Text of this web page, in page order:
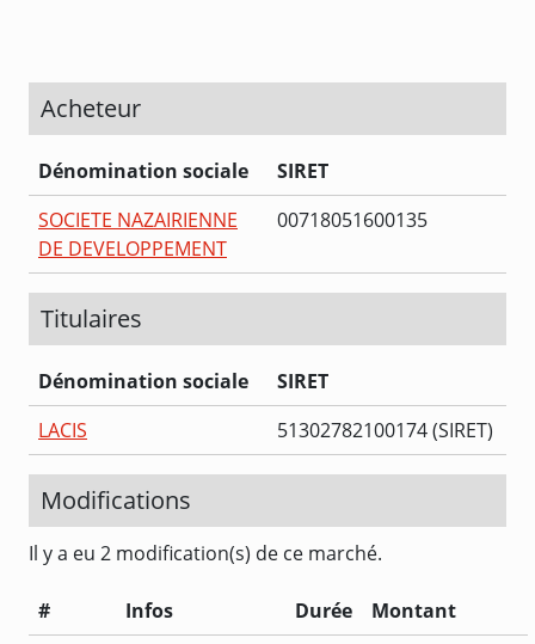
Acheteur
Dénomination sociale
SIRET
SOCIETE NAZAIRIENNE
DE DEVELOPPEMENT
00718051600135
Titulaires
Dénomination sociale
SIRET
LACIS
51302782100174 (SIRET)
Modifications
Il y a eu 2 modification(s) de ce marché.
# Infos Durée
Montant